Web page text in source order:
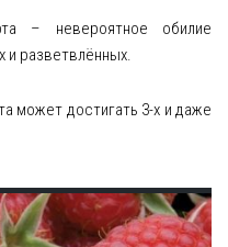
– невероятное обилие
и разветвлённых.
может достигать 3-х и даже